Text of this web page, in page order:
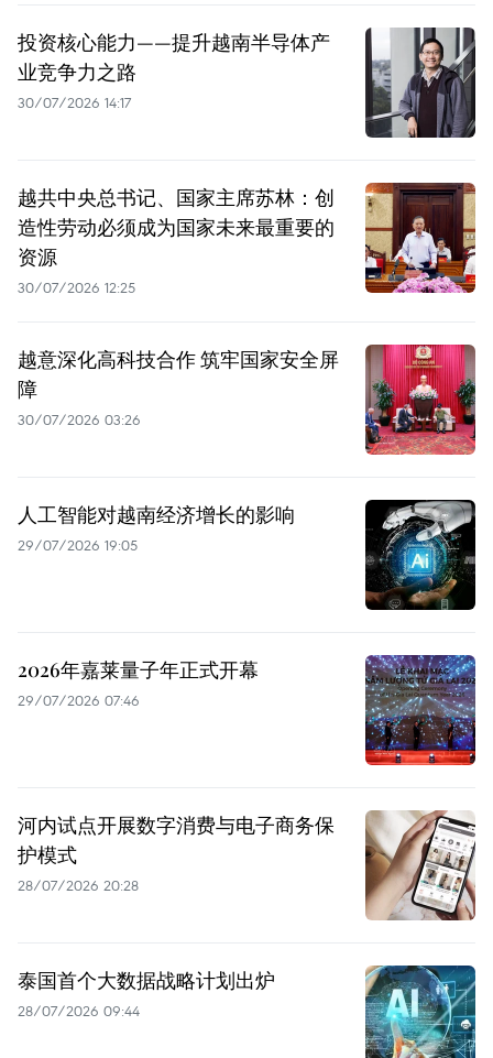
投资核心能力——提升越南半导体产
业竞争力之路
30/07/2026 14:17
越共中央总书记、国家主席苏林：创
造性劳动必须成为国家未来最重要的
资源
30/07/2026 12:25
越意深化高科技合作 筑牢国家安全屏
障
30/07/2026 03:26
人工智能对越南经济增长的影响
29/07/2026 19:05
2026年嘉莱量子年正式开幕
29/07/2026 07:46
河内试点开展数字消费与电子商务保
护模式
28/07/2026 20:28
泰国首个大数据战略计划出炉
28/07/2026 09:44